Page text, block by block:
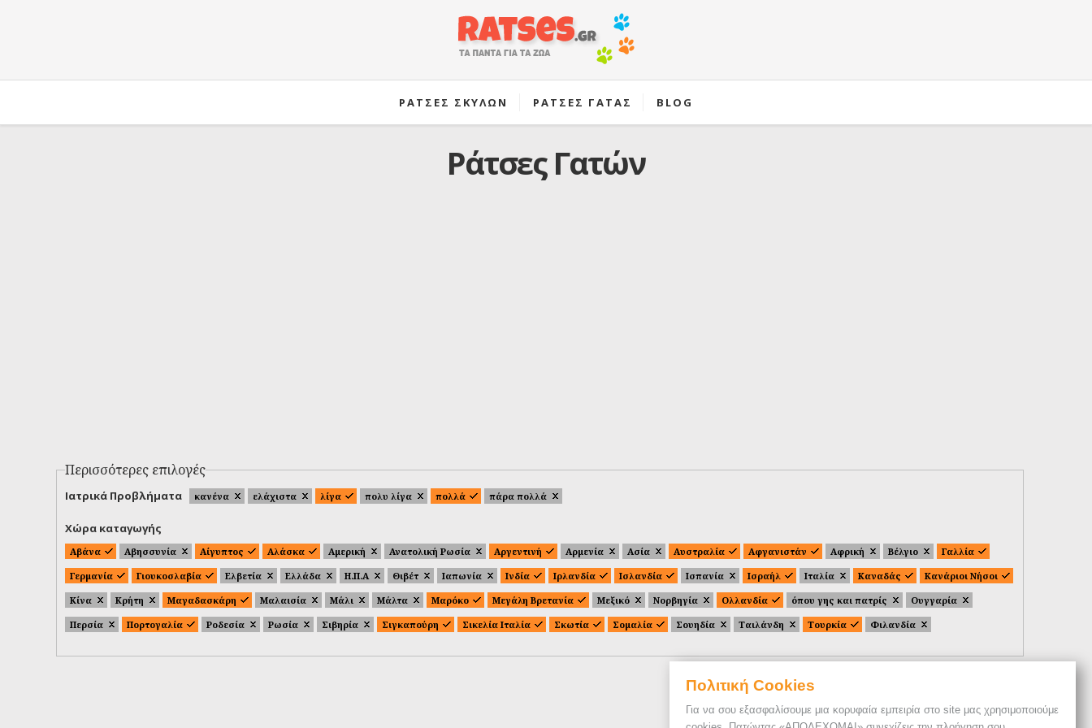
Πολιτική Cookies
Για να σου εξασφαλίσουμε μια κορυφαία εμπειρία στο site μας χρησιμοποιούμε
ΡΑΤΣΕΣ ΣΚΥΛΩΝ ΡΑΤΣΕΣ ΓΑΤΑΣ BLOG
Ράτσες Γατών
Περισσότερες επιλογές
Ιατρικά Προβλήματα κανένα ελάχιστα λίγα πολυ λίγα πολλά πάρα πολλά
Χώρα καταγωγής
Αβάνα Αβησσυνία Αίγυπτος Αλάσκα Αμερική Ανατολική Ρωσία Αργεντινή Αρμενία Ασία Αυστραλία Αφγανιστάν Αφρική Βέλγιο
Γαλλία
Γερμανία
Γιουκοσλαβία Ελβετία Ελλάδα Η.Π.Α Θιβέτ Ιαπωνία Ινδία Ιρλανδία Ισλανδία Ισπανία Ισραήλ Ιταλία Καναδάς
Κανάριοι Νήσοι
Κίνα
Κρήτη Μαγαδασκάρη Μαλαισία Μάλι Μάλτα Μαρόκο Μεγάλη Βρετανία Μεξικό Νορβηγία Ολλανδία όπου γης και πατρίς
Ουγγαρία
Περσία
Πορτογαλία Ροδεσία Ρωσία Σιβηρία Σιγκαπούρη Σικελία Ιταλία Σκωτία Σομαλία Σουηδία Ταιλάνδη Τουρκία Φιλανδία